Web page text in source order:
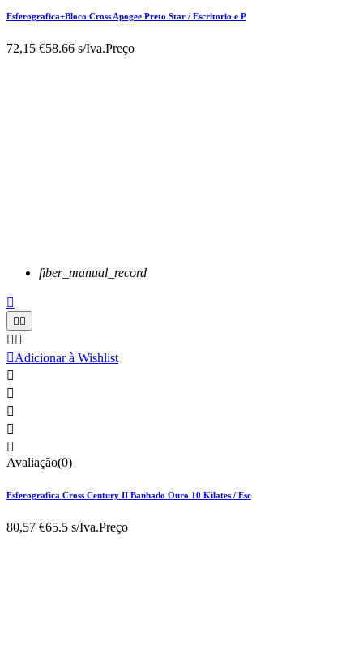
Esferografica+Bloco Cross Apogee Preto Star / Escritorio e P
72,15 €58.66 s/Iva.Preço
fiber_manual_record


 
Adicionar à Wishlist





Avaliação(0)
Esferografica Cross Century II Banhado Ouro 10 Kilates / Esc
80,57 €65.5 s/Iva.Preço